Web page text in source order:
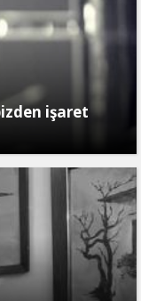
işaret